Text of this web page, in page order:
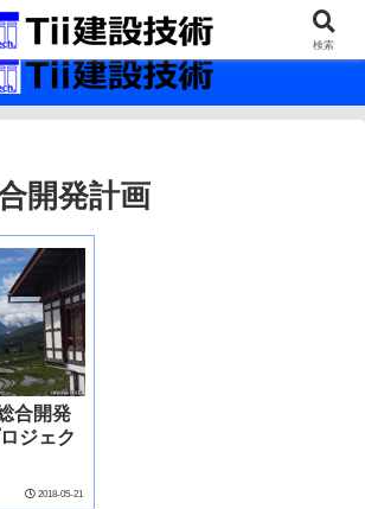
新の建設技術の情報インフラ。
開発計画
合開発
ジェク
2018-05-21
検索